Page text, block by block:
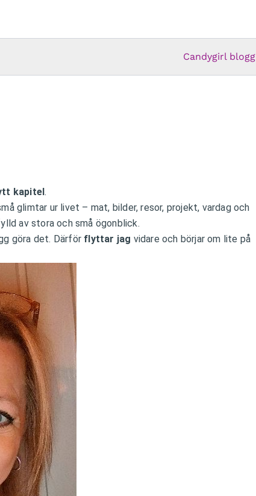
Candygirl blogg
kapitel.
glimtar ur livet – mat, bilder, resor, projekt, vardag och
av stora och små ögonblick.
göra det. Därför flyttar jag vidare och börjar om lite på